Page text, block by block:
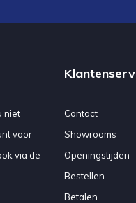
niet
voor
via de
Contact
Showrooms
Openingstijden
Bestellen
Betalen